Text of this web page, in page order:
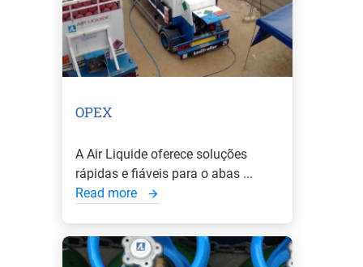
OPEX
A Air Liquide oferece soluções
rápidas e fiáveis para o abas ...
Read more